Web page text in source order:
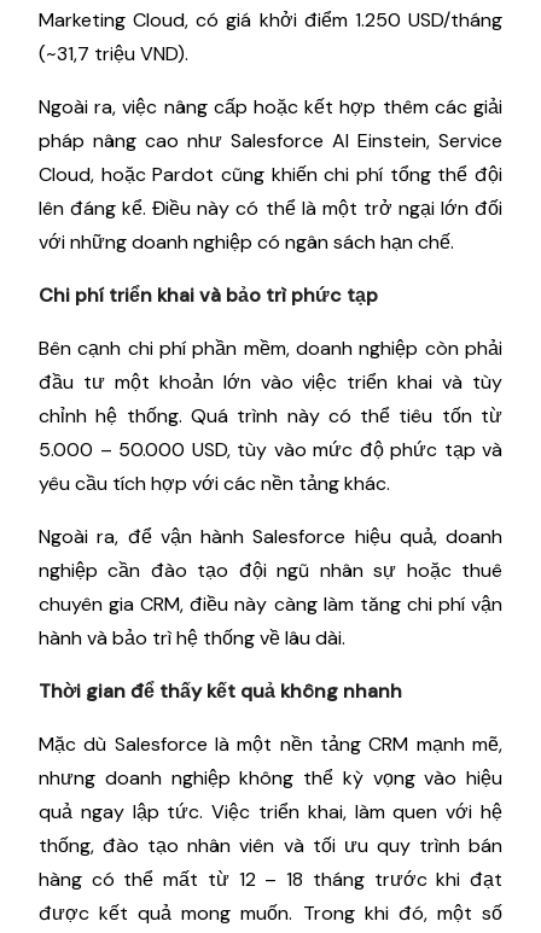
Marketing Cloud, có giá khởi điểm 1.250 USD/tháng
(~31,7 triệu VND).
Ngoài ra, việc nâng cấp hoặc kết hợp thêm các giải
pháp nâng cao như Salesforce AI Einstein, Service
Cloud, hoặc Pardot cũng khiến chi phí tổng thể đội
lên đáng kể. Điều này có thể là một trở ngại lớn đối
với những doanh nghiệp có ngân sách hạn chế.
Chi phí triển khai và bảo trì phức tạp
Bên cạnh chi phí phần mềm, doanh nghiệp còn phải
đầu tư một khoản lớn vào việc triển khai và tùy
chỉnh hệ thống. Quá trình này có thể tiêu tốn từ
5.000 – 50.000 USD, tùy vào mức độ phức tạp và
yêu cầu tích hợp với các nền tảng khác.
Ngoài ra, để vận hành Salesforce hiệu quả, doanh
nghiệp cần đào tạo đội ngũ nhân sự hoặc thuê
chuyên gia CRM, điều này càng làm tăng chi phí vận
hành và bảo trì hệ thống về lâu dài.
Thời gian để thấy kết quả không nhanh
Mặc dù Salesforce là một nền tảng CRM mạnh mẽ,
nhưng doanh nghiệp không thể kỳ vọng vào hiệu
quả ngay lập tức. Việc triển khai, làm quen với hệ
thống, đào tạo nhân viên và tối ưu quy trình bán
hàng có thể mất từ 12 – 18 tháng trước khi đạt
được kết quả mong muốn. Trong khi đó, một số